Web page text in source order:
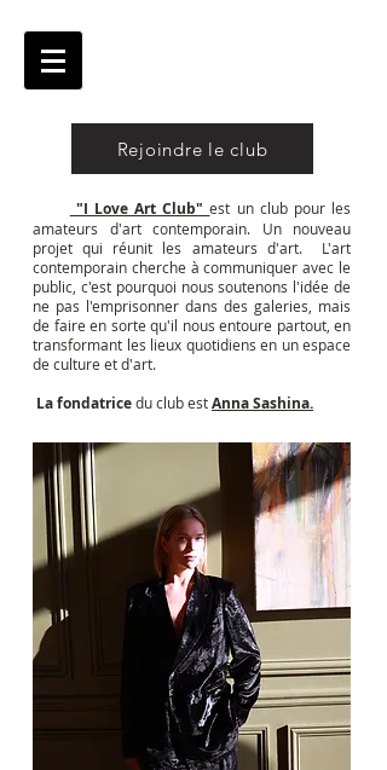
Rejoindre le club
"I Love Art Club"est un club pour les
amateurs d'art contemporain. Un nouveau
projet qui réunit les amateurs d'art. L'art
contemporain cherche à communiquer avec le
public, c'est pourquoi nous soutenons l'idée de
ne pas l'emprisonner dans des galeries, mais
de faire en sorte qu'il nous entoure partout, en
transformant les lieux quotidiens en un espace
de culture et d'art.
La fondatricedu club estAnna Sashina.